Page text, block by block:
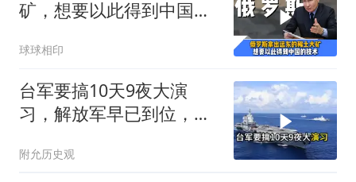
矿，想要以此得到中国独
球球相印
台军要搞10天9夜大演
习，解放军早已到位，美
味了
附允历史观